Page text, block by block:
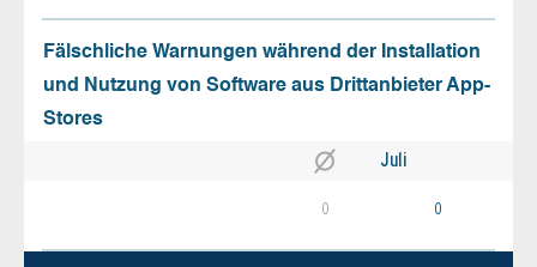
Fälschliche Warnungen während der Installation
und Nutzung von Software aus Drittanbieter App-
Stores
Juli
0 0